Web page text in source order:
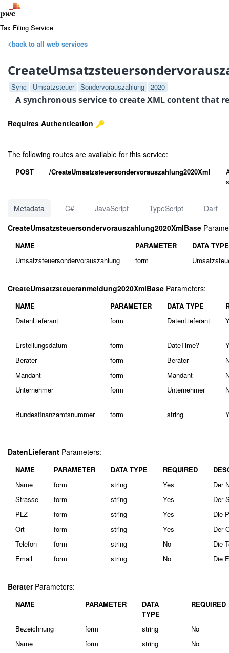
Tax Filing Service
<back to all web services
Sync Umsatzsteuer Sondervorauszahlung 2020
A synchronous service to create XML content that
Requires Authentication
The following routes are available for this service:
POST /CreateUmsatzsteuersondervorauszahlung2020Xml
Metadata C# JavaScript TypeScript Dart
CreateUmsatzsteuersondervorauszahlung2020XmlBase
NAME PARAMETER DATA TYPE
Umsatzsteuersondervorauszahlung
form
CreateUmsatzsteueranmeldung2020XmlBase Parameters:
NAME PARAMETER DATA TYPE
DatenLieferant
form DatenLieferant
Erstellungsdatum
form DateTime?
Berater
form Berater
Mandant
form Mandant
Unternehmer
form Unternehmer
Bundesfinanzamtsnummer
form string
DatenLieferant Parameters:
NAME PARAMETER DATA TYPE REQUIRED
Name
form string Yes
Der
Strasse
form string Yes
Der
PLZ
form string Yes
Die
Ort
form string Yes
Der
Telefon
form string No
Die
Email
form string No Die
BeraterParameters:
NAME PARAMETER
DATA
TYPE
REQUIRED
Bezeichnung form string No
Name
form string No